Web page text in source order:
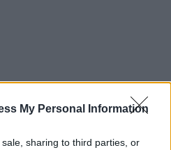
My Personal Information
sharing to third parties, or